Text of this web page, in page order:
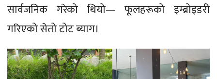
सार्वजनिक गरेको थियो— फूलहरूको इम्ब्रोइडरी
गरिएको सेतो टोट ब्याग।